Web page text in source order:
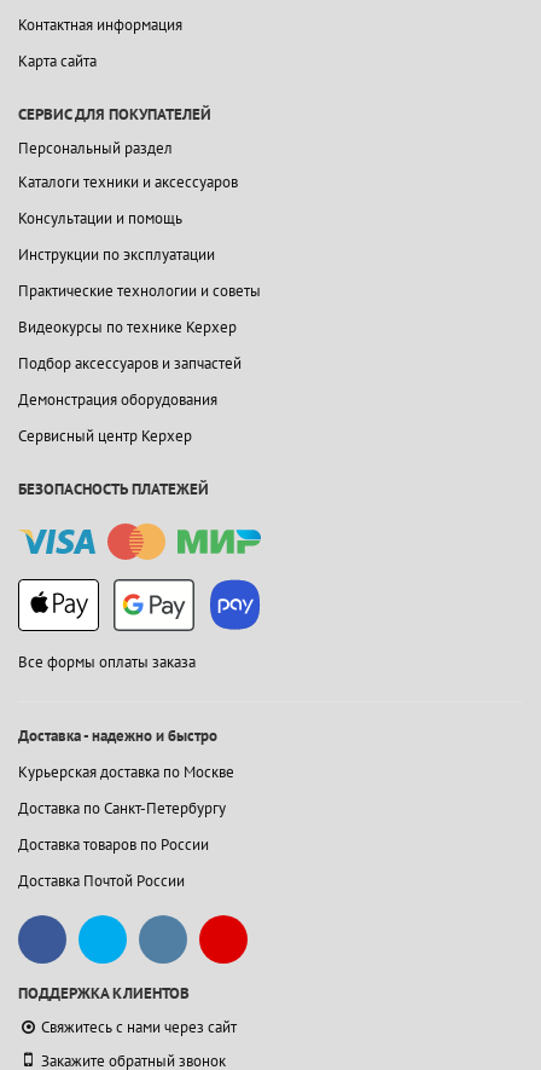
Контактная информация
Карта сайта
СЕРВИС ДЛЯ ПОКУПАТЕЛЕЙ
Персональный раздел
Каталоги техники и аксессуаров
Консультации и помощь
Инструкции по эксплуатации
Практические технологии и советы
Видеокурсы по технике Керхер
Подбор аксессуаров и запчастей
Демонстрация оборудования
Сервисный центр Керхер
БЕЗОПАСНОСТЬ ПЛАТЕЖЕЙ
Все формы оплаты заказа
Доставка - надежно и быстро
Курьерская доставка по Москве
Доставка по Санкт-Петербургу
Доставка товаров по России
Доставка Почтой России
ПОДДЕРЖКА КЛИЕНТОВ
Свяжитесь с нами через сайт
Закажите обратный звонок